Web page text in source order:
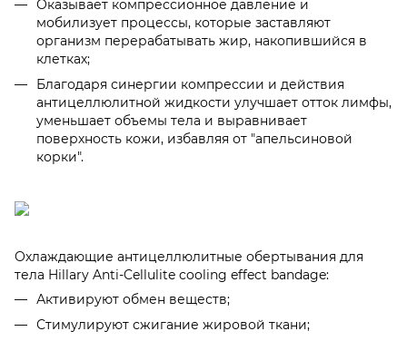
Оказывает компрессионное давление и
мобилизует процессы, которые заставляют
организм перерабатывать жир, накопившийся в
клетках;
Благодаря синергии компрессии и действия
антицеллюлитной жидкости улучшает отток лимфы,
уменьшает объемы тела и выравнивает
поверхность кожи, избавляя от "апельсиновой
корки".
Охлаждающие антицеллюлитные обертывания для
тела Hillary Anti-Cellulite cooling effect bandage:
Активируют обмен веществ;
Стимулируют сжигание жировой ткани;